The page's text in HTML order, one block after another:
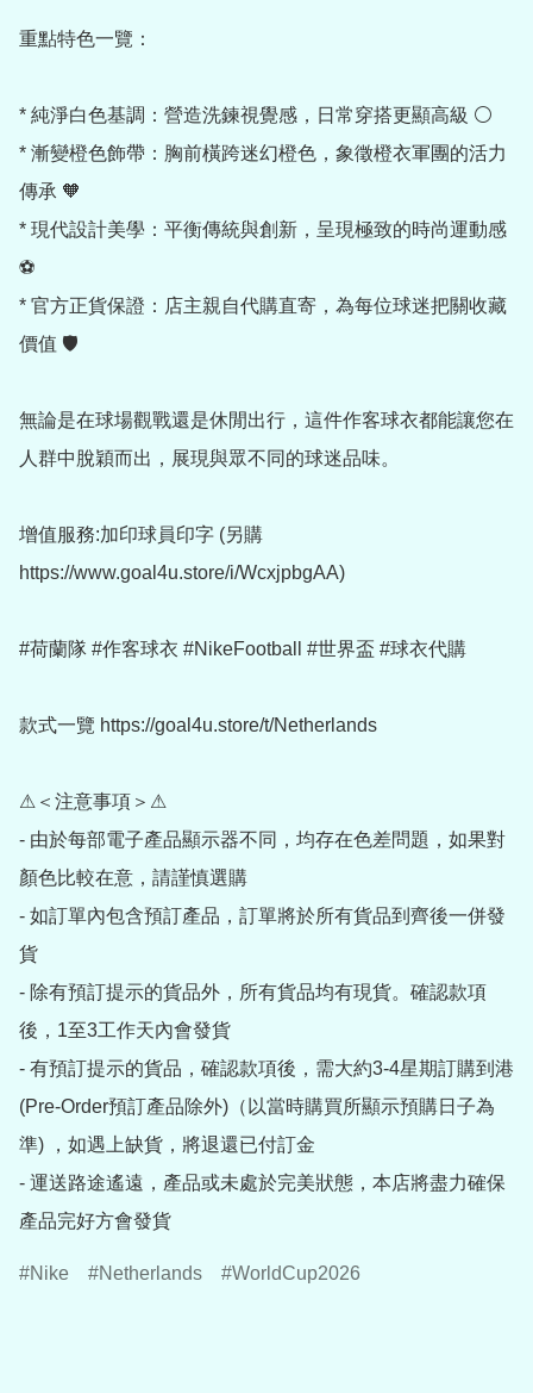
重點特色一覽：
* 純淨白色基調：營造洗鍊視覺感，日常穿搭更顯高級 ⚪
* 漸變橙色飾帶：胸前橫跨迷幻橙色，象徵橙衣軍團的活力
傳承 🧡
* 現代設計美學：平衡傳統與創新，呈現極致的時尚運動感
⚽
* 官方正貨保證：店主親自代購直寄，為每位球迷把關收藏
價值 🛡️
無論是在球場觀戰還是休閒出行，這件作客球衣都能讓您在
人群中脫穎而出，展現與眾不同的球迷品味。
增值服務:加印球員印字 (另購
https://www.goal4u.store/i/WcxjpbgAA)
#荷蘭隊 #作客球衣 #NikeFootball #世界盃 #球衣代購
款式一覽 https://goal4u.store/t/Netherlands
⚠＜注意事項＞⚠
- 由於每部電子產品顯示器不同，均存在色差問題，如果對
顏色比較在意，請謹慎選購
- 如訂單內包含預訂產品，訂單將於所有貨品到齊後一併發
貨
- 除有預訂提示的貨品外，所有貨品均有現貨。確認款項
後，1至3工作天內會發貨
- 有預訂提示的貨品，確認款項後，需大約3-4星期訂購到港
(Pre-Order預訂產品除外)（以當時購買所顯示預購日子為
準) ，如遇上缺貨，將退還已付訂金
- 運送路途遙遠，產品或未處於完美狀態，本店將盡力確保
產品完好方會發貨
Nike Netherlands WorldCup2026